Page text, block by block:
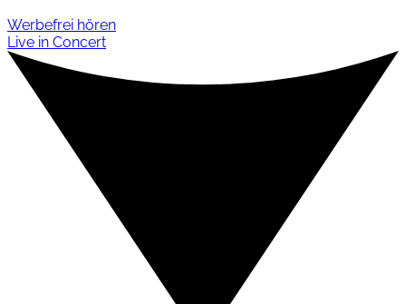
Werbefrei hören
Live in Concert